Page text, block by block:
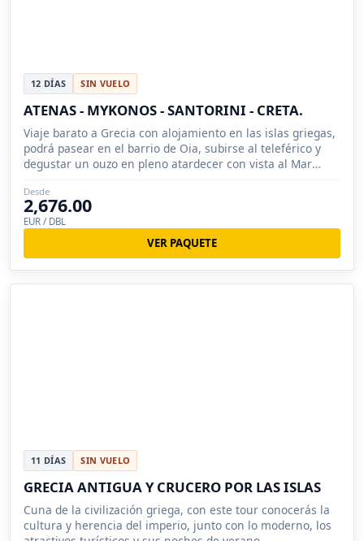
12 DÍAS SIN VUELO
ATENAS - MYKONOS - SANTORINI - CRETA.
Viaje barato a Grecia con alojamiento en las islas griegas,
podrá pasear en el barrio de Oia, subirse al teleférico y
degustar un ouzo en pleno atardecer con vista al Mar
Desde
2,676.00
EUR / DBL
VER PAQUETE
11 DÍAS SIN VUELO
GRECIA ANTIGUA Y CRUCERO POR LAS ISLAS
Cuna de la civilización griega, con este tour conocerás la
cultura y herencia del imperio, junto con lo moderno, los